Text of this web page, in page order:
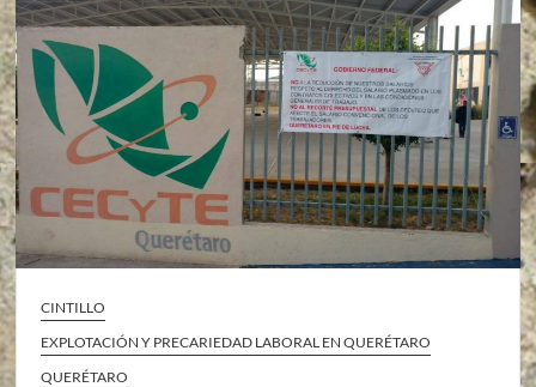
CINTILLO
EXPLOTACIÓN Y PRECARIEDAD LABORAL EN QUERÉTARO
QUERÉTARO